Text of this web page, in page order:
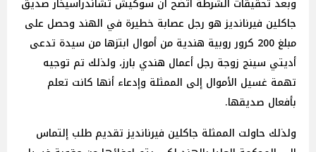
وبعد تحقيقات الشرطة اتضح ان سوكيش تشاندراسيخار صديق
جاكلين فيرنانديز هو رجل عصابة خطيرة في الهند وحصل على
مبلغ 200 كرور روبية هندية من أموال ابتزها من سيدة تدعى
أديتي سينج زوجة رجل أعمال هندي بارز، ولذلك تم توجيه
تهمة غسيل الأموال إلى الممثلة وإدعاء أنها كانت تعلم
بأفعال صديقها.
ولذلك حاولت الممثلة جاكلين فيرنانديز تقديم طلب إلتماس